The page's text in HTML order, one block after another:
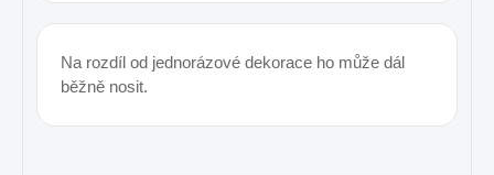
Na rozdíl od jednorázové dekorace ho může dál
běžně nosit.